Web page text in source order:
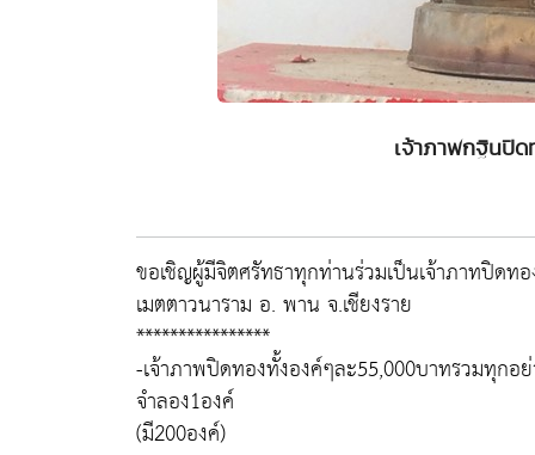
เจ้าภาพกฐินปิด
ขอเชิญผู้มีจิตศรัทธาทุกท่านร่วมเป็นเจ้าภาทปิด
เมตตาวนาราม อ. พาน จ.เชียงราย
****************
-เจ้าภาพปิดทองทั้งองค์ๆละ55,000บาทรวมทุก
จำลอง1องค์
(มี200องค์)